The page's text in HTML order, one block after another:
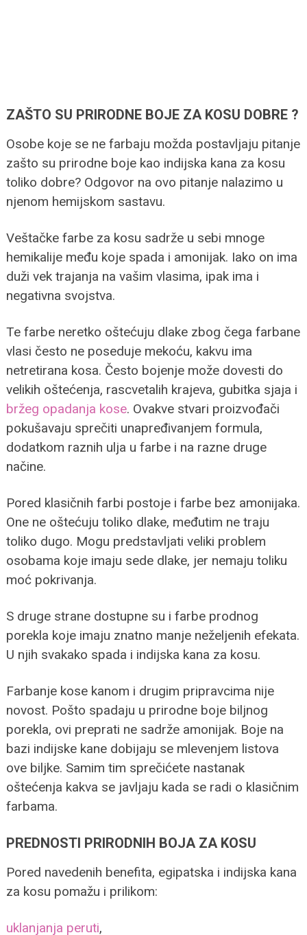
ZAŠTO SU PRIRODNE BOJE ZA KOSU DOBRE ?
Osobe koje se ne farbaju možda postavljaju pitanje
zašto su prirodne boje kao indijska kana za kosu
toliko dobre? Odgovor na ovo pitanje nalazimo u
njenom hemijskom sastavu.
Veštačke farbe za kosu sadrže u sebi mnoge
hemikalije među koje spada i amonijak. Iako on ima
duži vek trajanja na vašim vlasima, ipak ima i
negativna svojstva.
Te farbe neretko oštećuju dlake zbog čega farbane
vlasi često ne poseduje mekoću, kakvu ima
netretirana kosa. Često bojenje može dovesti do
velikih oštećenja, rascvetalih krajeva, gubitka sjaja i
bržeg opadanja kose. Ovakve stvari proizvođači
pokušavaju sprečiti unapređivanjem formula,
dodatkom raznih ulja u farbe i na razne druge
načine.
Pored klasičnih farbi postoje i farbe bez amonijaka.
One ne oštećuju toliko dlake, međutim ne traju
toliko dugo. Mogu predstavljati veliki problem
osobama koje imaju sede dlake, jer nemaju toliku
moć pokrivanja.
S druge strane dostupne su i farbe prodnog
porekla koje imaju znatno manje neželjenih efekata.
U njih svakako spada i indijska kana za kosu.
Farbanje kose kanom i drugim pripravcima nije
novost. Pošto spadaju u prirodne boje biljnog
porekla, ovi preprati ne sadrže amonijak. Boje na
bazi indijske kane dobijaju se mlevenjem listova
ove biljke. Samim tim sprečićete nastanak
oštećenja kakva se javljaju kada se radi o klasičnim
farbama.
PREDNOSTI PRIRODNIH BOJA ZA KOSU
Pored navedenih benefita, egipatska i indijska kana
za kosu pomažu i prilikom:
uklanjanja peruti,